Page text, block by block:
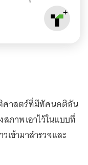
ศาสตร์ที่มีทัศนคติอัน
สภาพเอาไว้ในแบบที่
เข้ามาสำรวจและ